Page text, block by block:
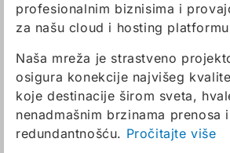
profesionalnim biznisima i
za našu cloud i hosting
Naša mreža je strastveno
osigura konekcije najvišeg
koje destinacije širom sveta,
nenadmašnim brzinama prenosa
redundantnošću. Pročitajte više